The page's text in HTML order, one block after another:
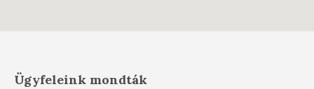
Ügyfeleink mondták